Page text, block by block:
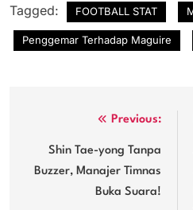
Tagged: FOOTBALL STAT
Penggemar Terhadap Maguire
navigation
Previous:
Shin Tae-yong Tanpa
Buzzer, Manajer Timnas
Buka Suara!